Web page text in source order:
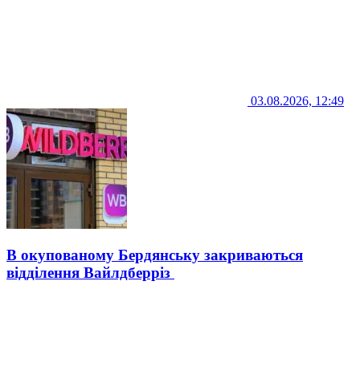
03.08.2026, 12:49
В окупованому Бердянську закриваються
відділення Вайлдберріз